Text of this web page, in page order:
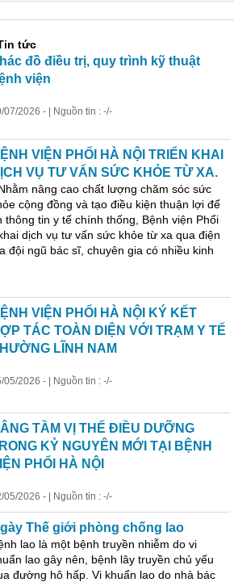
tức
đồ điều trị, quy trình kỹ thuật
viện
07/2026 - | Nguồn tin : -/-
VIỆN PHỔI HÀ NỘI TRIỂN KHAI
VỤ TƯ VẤN SỨC KHỎE TỪ XA.
nâng cao chất lượng chăm sóc sức
cộng đồng và tạo điều kiện thuận lợi để
thông tin y tế chính thống, Bệnh viện Phổi
dịch vụ tư vấn sức khỏe từ xa qua điện
đội ngũ bác sĩ, chuyên gia có nhiều kinh
VIỆN PHỔI HÀ NỘI KÝ KẾT
TÁC TOÀN DIỆN VỚI TRẠM Y TẾ
LĨNH NAM
05/2026 - | Nguồn tin : -/-
TẦM VỊ THẾ ĐIỀU DƯỠNG
KỶ NGUYÊN MỚI TẠI BỆNH
PHỔI HÀ NỘI
05/2026 - | Nguồn tin : -/-
Thế giới phòng chống lao
lao là một bệnh truyền nhiễm do vi
lao gây nên, bệnh lây truyền chủ yếu
đường hô hấp . Vi khuẩn lao do nhà bác